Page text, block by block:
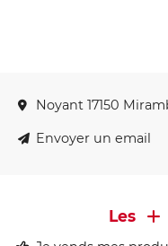
Noyant 17150
Envoyer un email
Les